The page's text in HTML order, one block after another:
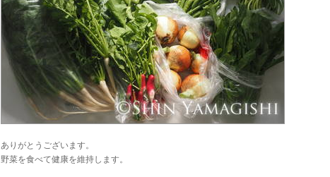
ありがとうございます。
野菜を食べて健康を維持します。